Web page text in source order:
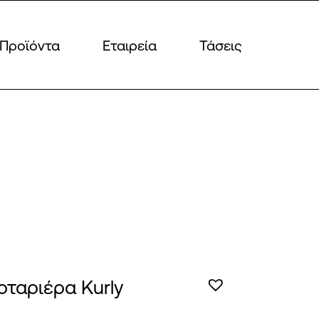
Προϊόντα Εταιρεία Τάσεις
Kurly